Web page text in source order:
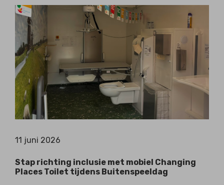
11 juni 2026
Stap richting inclusie met mobiel Changing
Places Toilet tijdens Buitenspeeldag